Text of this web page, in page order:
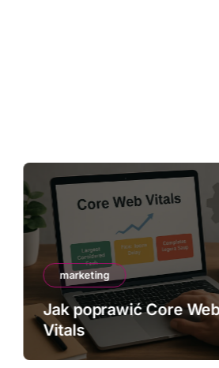
marketing
Jak poprawić Core
Vitals